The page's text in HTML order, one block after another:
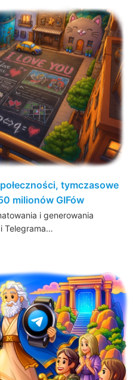
tymczasowe
milionów GIFów
i generowania
Telegrama…